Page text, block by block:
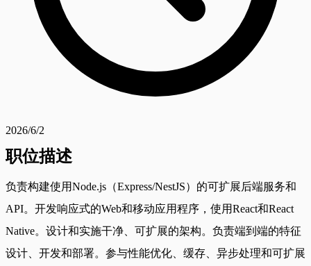
2026/6/2
职位描述
负责构建使用Node.js（Express/NestJS）的可扩展后端服务和
API。开发响应式的Web和移动应用程序，使用React和React
Native。设计和实施干净、可扩展的架构。负责端到端的特征
设计、开发和部署。参与性能优化、缓存、异步处理和可扩展